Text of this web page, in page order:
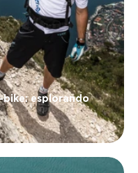
bike: esplorando